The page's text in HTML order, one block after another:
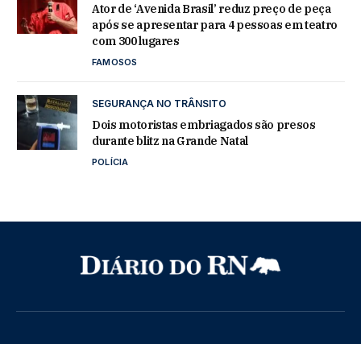
Ator de ‘Avenida Brasil’ reduz preço de peça
após se apresentar para 4 pessoas em teatro
com 300 lugares
FAMOSOS
SEGURANÇA NO TRÂNSITO
Dois motoristas embriagados são presos
durante blitz na Grande Natal
POLÍCIA